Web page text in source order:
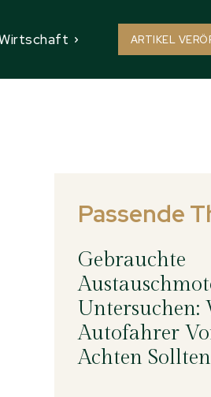
ARTIKEL
Passende
Gebrauchte
Untersuchen:
Autofahrer
Achten Sollten